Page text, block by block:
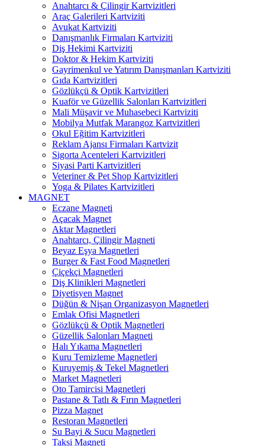
Anahtarcı & Çilingir Kartvizitleri
Araç Galerileri Kartviziti
Avukat Kartviziti
Danışmanlık Firmaları Kartviziti
Diş Hekimi Kartviziti
Doktor & Hekim Kartviziti
Gayrimenkul ve Yatırım Danışmanları Kartviziti
Gıda Kartvizitleri
Gözlükçü & Optik Kartvizitleri
Kuaför ve Güzellik Salonları Kartvizitleri
Mali Müşavir ve Muhasebeci Kartviziti
Mobilya Mutfak Marangoz Kartvizitleri
Okul Eğitim Kartvizitleri
Reklam Ajansı Firmaları Kartvizit
Sigorta Acenteleri Kartvizitleri
Siyasi Parti Kartvizitleri
Veteriner & Pet Shop Kartvizitleri
Yoga & Pilates Kartvizitleri
MAGNET
Eczane Magneti
Açacak Magnet
Aktar Magnetleri
Anahtarcı, Çilingir Magneti
Beyaz Eşya Magnetleri
Burger & Fast Food Magnetleri
Çiçekçi Magnetleri
Diş Klinikleri Magnetleri
Diyetisyen Magnet
Düğün & Nişan Organizasyon Magnetleri
Emlak Ofisi Magnetleri
Gözlükçü & Optik Magnetleri
Güzellik Salonları Magneti
Halı Yıkama Magnetleri
Kuru Temizleme Magnetleri
Kuruyemiş & Tekel Magnetleri
Market Magnetleri
Oto Tamircisi Magnetleri
Pastane & Tatlı & Fırın Magnetleri
Pizza Magnet
Restoran Magnetleri
Su Bayi & Sucu Magnetleri
Taksi Magneti